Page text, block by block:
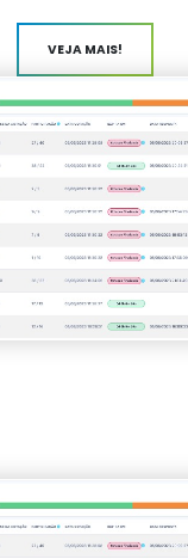
VEJA MAIS!